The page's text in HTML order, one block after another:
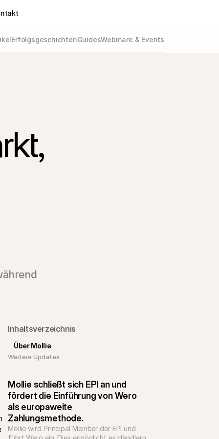
ErfolgsgeschichtenGuidesWebinare & Events
Inhaltsverzeichnis
Über Mollie
Weitere Updates
Mollie schließt sich EPI an und
fördert die Einführung von Wero
als europaweite
Zahlungsmethode.
Mollie wird Principal Member der EPI und